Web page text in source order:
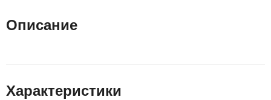
Описание
Характеристики